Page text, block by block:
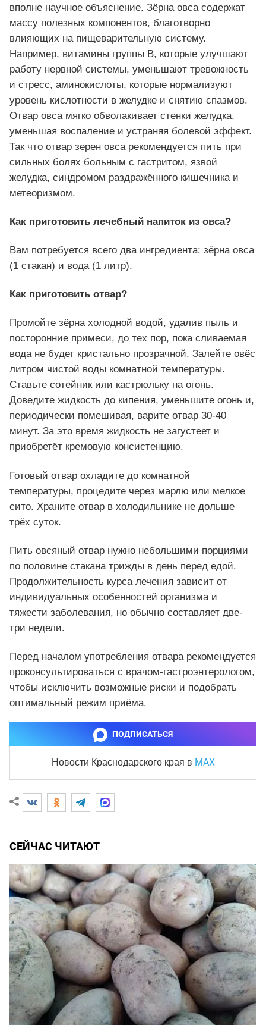
вполне научное объяснение. Зёрна овса содержат
массу полезных компонентов, благотворно
влияющих на пищеварительную систему.
Например, витамины группы B, которые улучшают
работу нервной системы, уменьшают тревожность
и стресс, аминокислоты, которые нормализуют
уровень кислотности в желудке и снятию спазмов.
Отвар овса мягко обволакивает стенки желудка,
уменьшая воспаление и устраняя болевой эффект.
Так что отвар зерен овса рекомендуется пить при
сильных болях больным с гастритом, язвой
желудка, синдромом раздражённого кишечника и
метеоризмом.
Как приготовить лечебный напиток из овса?
Вам потребуется всего два ингредиента: зёрна овса
(1 стакан) и вода (1 литр).
Как приготовить отвар?
Промойте зёрна холодной водой, удалив пыль и
посторонние примеси, до тех пор, пока сливаемая
вода не будет кристально прозрачной. Залейте овёс
литром чистой воды комнатной температуры.
Ставьте сотейник или кастрюльку на огонь.
Доведите жидкость до кипения, уменьшите огонь и,
периодически помешивая, варите отвар 30-40
минут. За это время жидкость не загустеет и
приобретёт кремовую консистенцию.
Готовый отвар охладите до комнатной
температуры, процедите через марлю или мелкое
сито. Храните отвар в холодильнике не дольше
трёх суток.
Пить овсяный отвар нужно небольшими порциями
по половине стакана трижды в день перед едой.
Продолжительность курса лечения зависит от
индивидуальных особенностей организма и
тяжести заболевания, но обычно составляет две-
три недели.
Перед началом употребления отвара рекомендуется
проконсультироваться с врачом-гастроэнтерологом,
чтобы исключить возможные риски и подобрать
оптимальный режим приёма.
ПОДПИСАТЬСЯ
Новости Краснодарского края в MAX
СЕЙЧАС ЧИТАЮТ